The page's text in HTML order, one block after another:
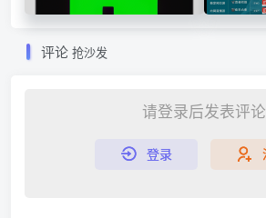
全球极品美女🈲国内网直接看
直播🔥
评论 抢沙发
请登录后发表评论
登录